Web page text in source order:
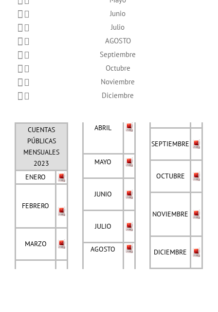
Junio
Julio
AGOSTO
Septiembre
Octubre
Noviembre
Diciembre
CUENTAS
PÚBLICAS
MENSUALES
2023
ENERO
FEBRERO
MARZO
ABRIL
MAYO
JUNIO
JULIO
AGOSTO
SEPTIEMBRE
OCTUBRE
NOVIEMBRE
DICIEMBRE